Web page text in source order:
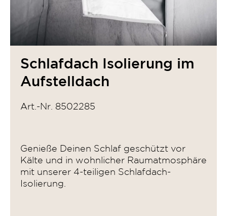
Schlafdach Isolierung im
Aufstelldach
Art.-Nr. 8502285
Genieße Deinen Schlaf geschützt vor
Kälte und in wohnlicher Raumatmosphäre
mit unserer 4-teiligen Schlafdach-
Isolierung.